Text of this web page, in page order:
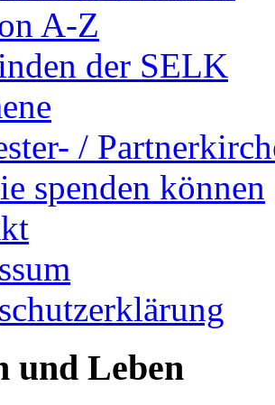
A-Z
der SELK
/
spenden können
und Leben